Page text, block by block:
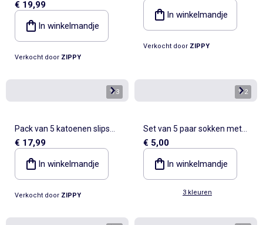
Jessie en bullseye prints
€ 19,99
In winkelmandje
Verkocht door ZIPPY
In winkelmandje
Verkocht door ZIPPY
1/3
Pack van 5 katoenen slips
met bloemen/stippen
€ 17,99
In winkelmandje
Verkocht door ZIPPY
1/2
Set van 5 paar sokken met
omslag van katoen
€ 5,00
In winkelmandje
3 kleuren